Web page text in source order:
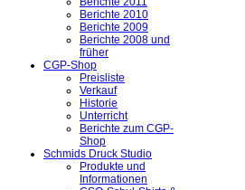
Berichte 2010
Berichte 2009
Berichte 2008 und
früher
CGP-Shop
Preisliste
Verkauf
Historie
Unterricht
Berichte zum CGP-
Shop
Schmids Druck Studio
Produkte und
Informationen